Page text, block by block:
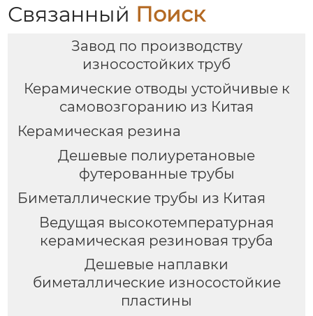
Связанный Поиск
Завод по производству
износостойких труб
Керамические отводы устойчивые к
самовозгоранию из Китая
Керамическая резина
Дешевые полиуретановые
футерованные трубы
Биметаллические трубы из Китая
Ведущая высокотемпературная
керамическая резиновая труба
Дешевые наплавки
биметаллические износостойкие
пластины